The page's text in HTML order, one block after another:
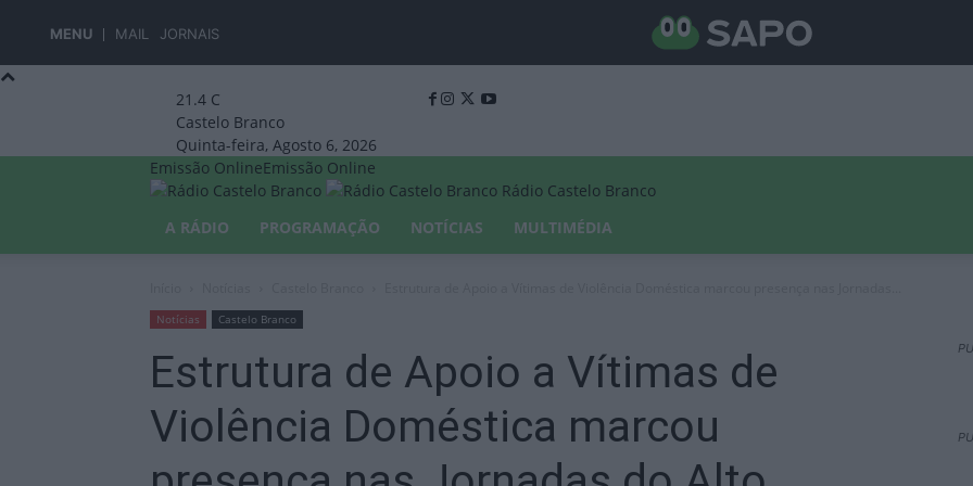
MENU MAIL JORNAIS
21.4 C
Castelo Branco
Quinta-feira, Agosto 6, 2026
Emissão OnlineEmissão Online
Rádio Castelo Branco
A RÁDIO
PROGRAMAÇÃO NOTÍCIAS MULTIMÉDIA
Notícias Castelo Branco
Estrutura de Apoio a Vítimas de
Violência Doméstica marcou